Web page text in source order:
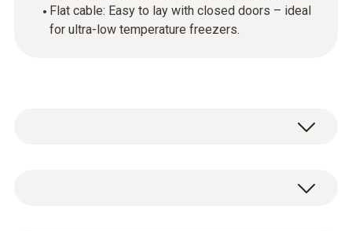
Flat cable: Easy to lay with closed doors – ideal
for ultra-low temperature freezers.